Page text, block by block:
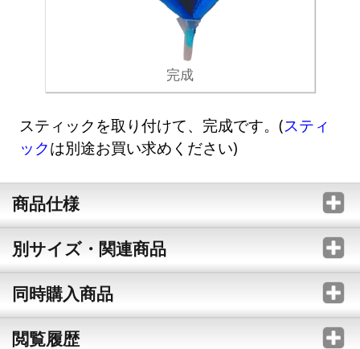
完成
スティックを取り付けて、完成です。(スティ
ックは別途お買い求めください)
商品仕様
別サイズ・関連商品
同時購入商品
閲覧履歴